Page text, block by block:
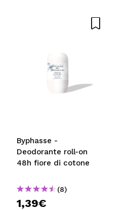
Byphasse -
Deodorante roll-on
48h fiore di cotone
(8)
1,39€